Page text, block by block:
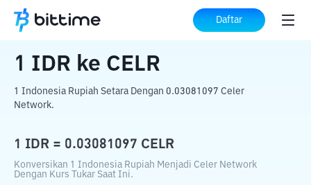
Daftar
Beranda Konverter Kripto ke CELR
1 IDR ke CELR
1 Indonesia Rupiah Setara Dengan 0.03081097 Celer
Network.
1 IDR = 0.03081097 CELR
Konversikan 1 Indonesia Rupiah Menjadi Celer Network
Dengan Kurs Tukar Saat Ini.